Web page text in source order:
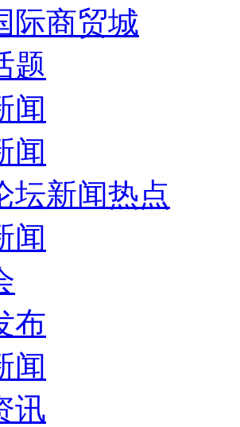
际商贸城
题
闻
闻
坛新闻热点
闻
布
闻
讯